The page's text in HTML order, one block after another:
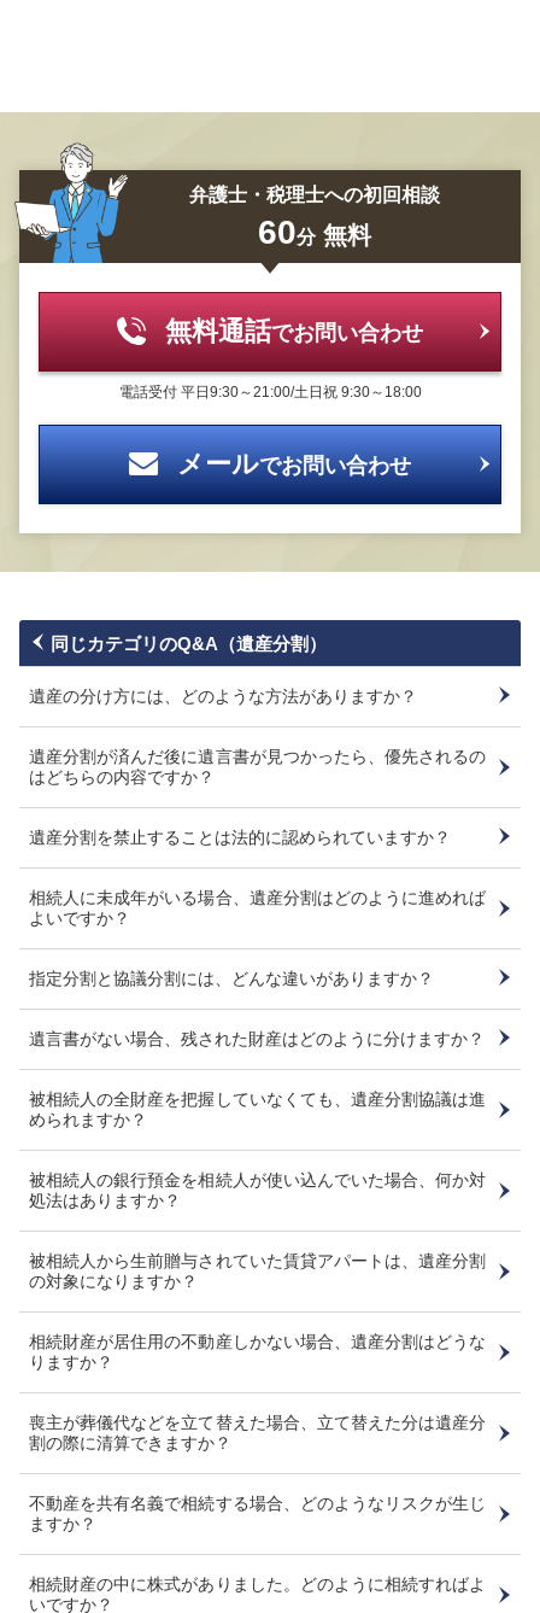
弁護士・税理士への初回相談
60分 無料
無料通話でお問い合わせ
電話受付 平日9:30～21:00/土日祝 9:30～18:00
メールでお問い合わせ
同じカテゴリのQ&A（遺産分割）
遺産の分け方には、どのような方法がありますか？
遺産分割が済んだ後に遺言書が見つかったら、優先されるの
はどちらの内容ですか？
遺産分割を禁止することは法的に認められていますか？
相続人に未成年がいる場合、遺産分割はどのように進めれば
よいですか？
指定分割と協議分割には、どんな違いがありますか？
遺言書がない場合、残された財産はどのように分けますか？
被相続人の全財産を把握していなくても、遺産分割協議は進
められますか？
被相続人の銀行預金を相続人が使い込んでいた場合、何か対
処法はありますか？
被相続人から生前贈与されていた賃貸アパートは、遺産分割
の対象になりますか？
相続財産が居住用の不動産しかない場合、遺産分割はどうな
りますか？
喪主が葬儀代などを立て替えた場合、立て替えた分は遺産分
割の際に清算できますか？
不動産を共有名義で相続する場合、どのようなリスクが生じ
ますか？
相続財産の中に株式がありました。どのように相続すればよ
いですか？